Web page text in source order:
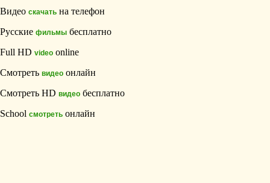
Видео скачать на телефон
Русские фильмы бесплатно
Full HD video online
Смотреть видео онлайн
Смотреть HD видео бесплатно
School смотреть онлайн